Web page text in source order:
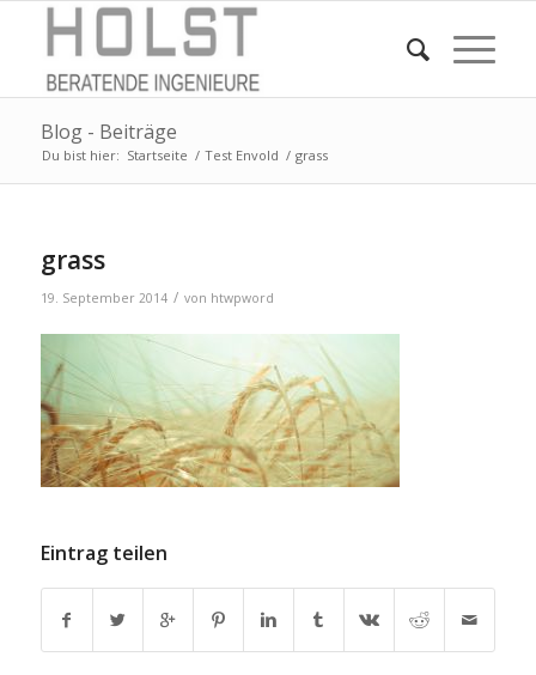
Blog - Beiträge
Du bist hier: Startseite / Test Envold / grass
grass
19. September 2014 / von htwpword
Eintrag teilen